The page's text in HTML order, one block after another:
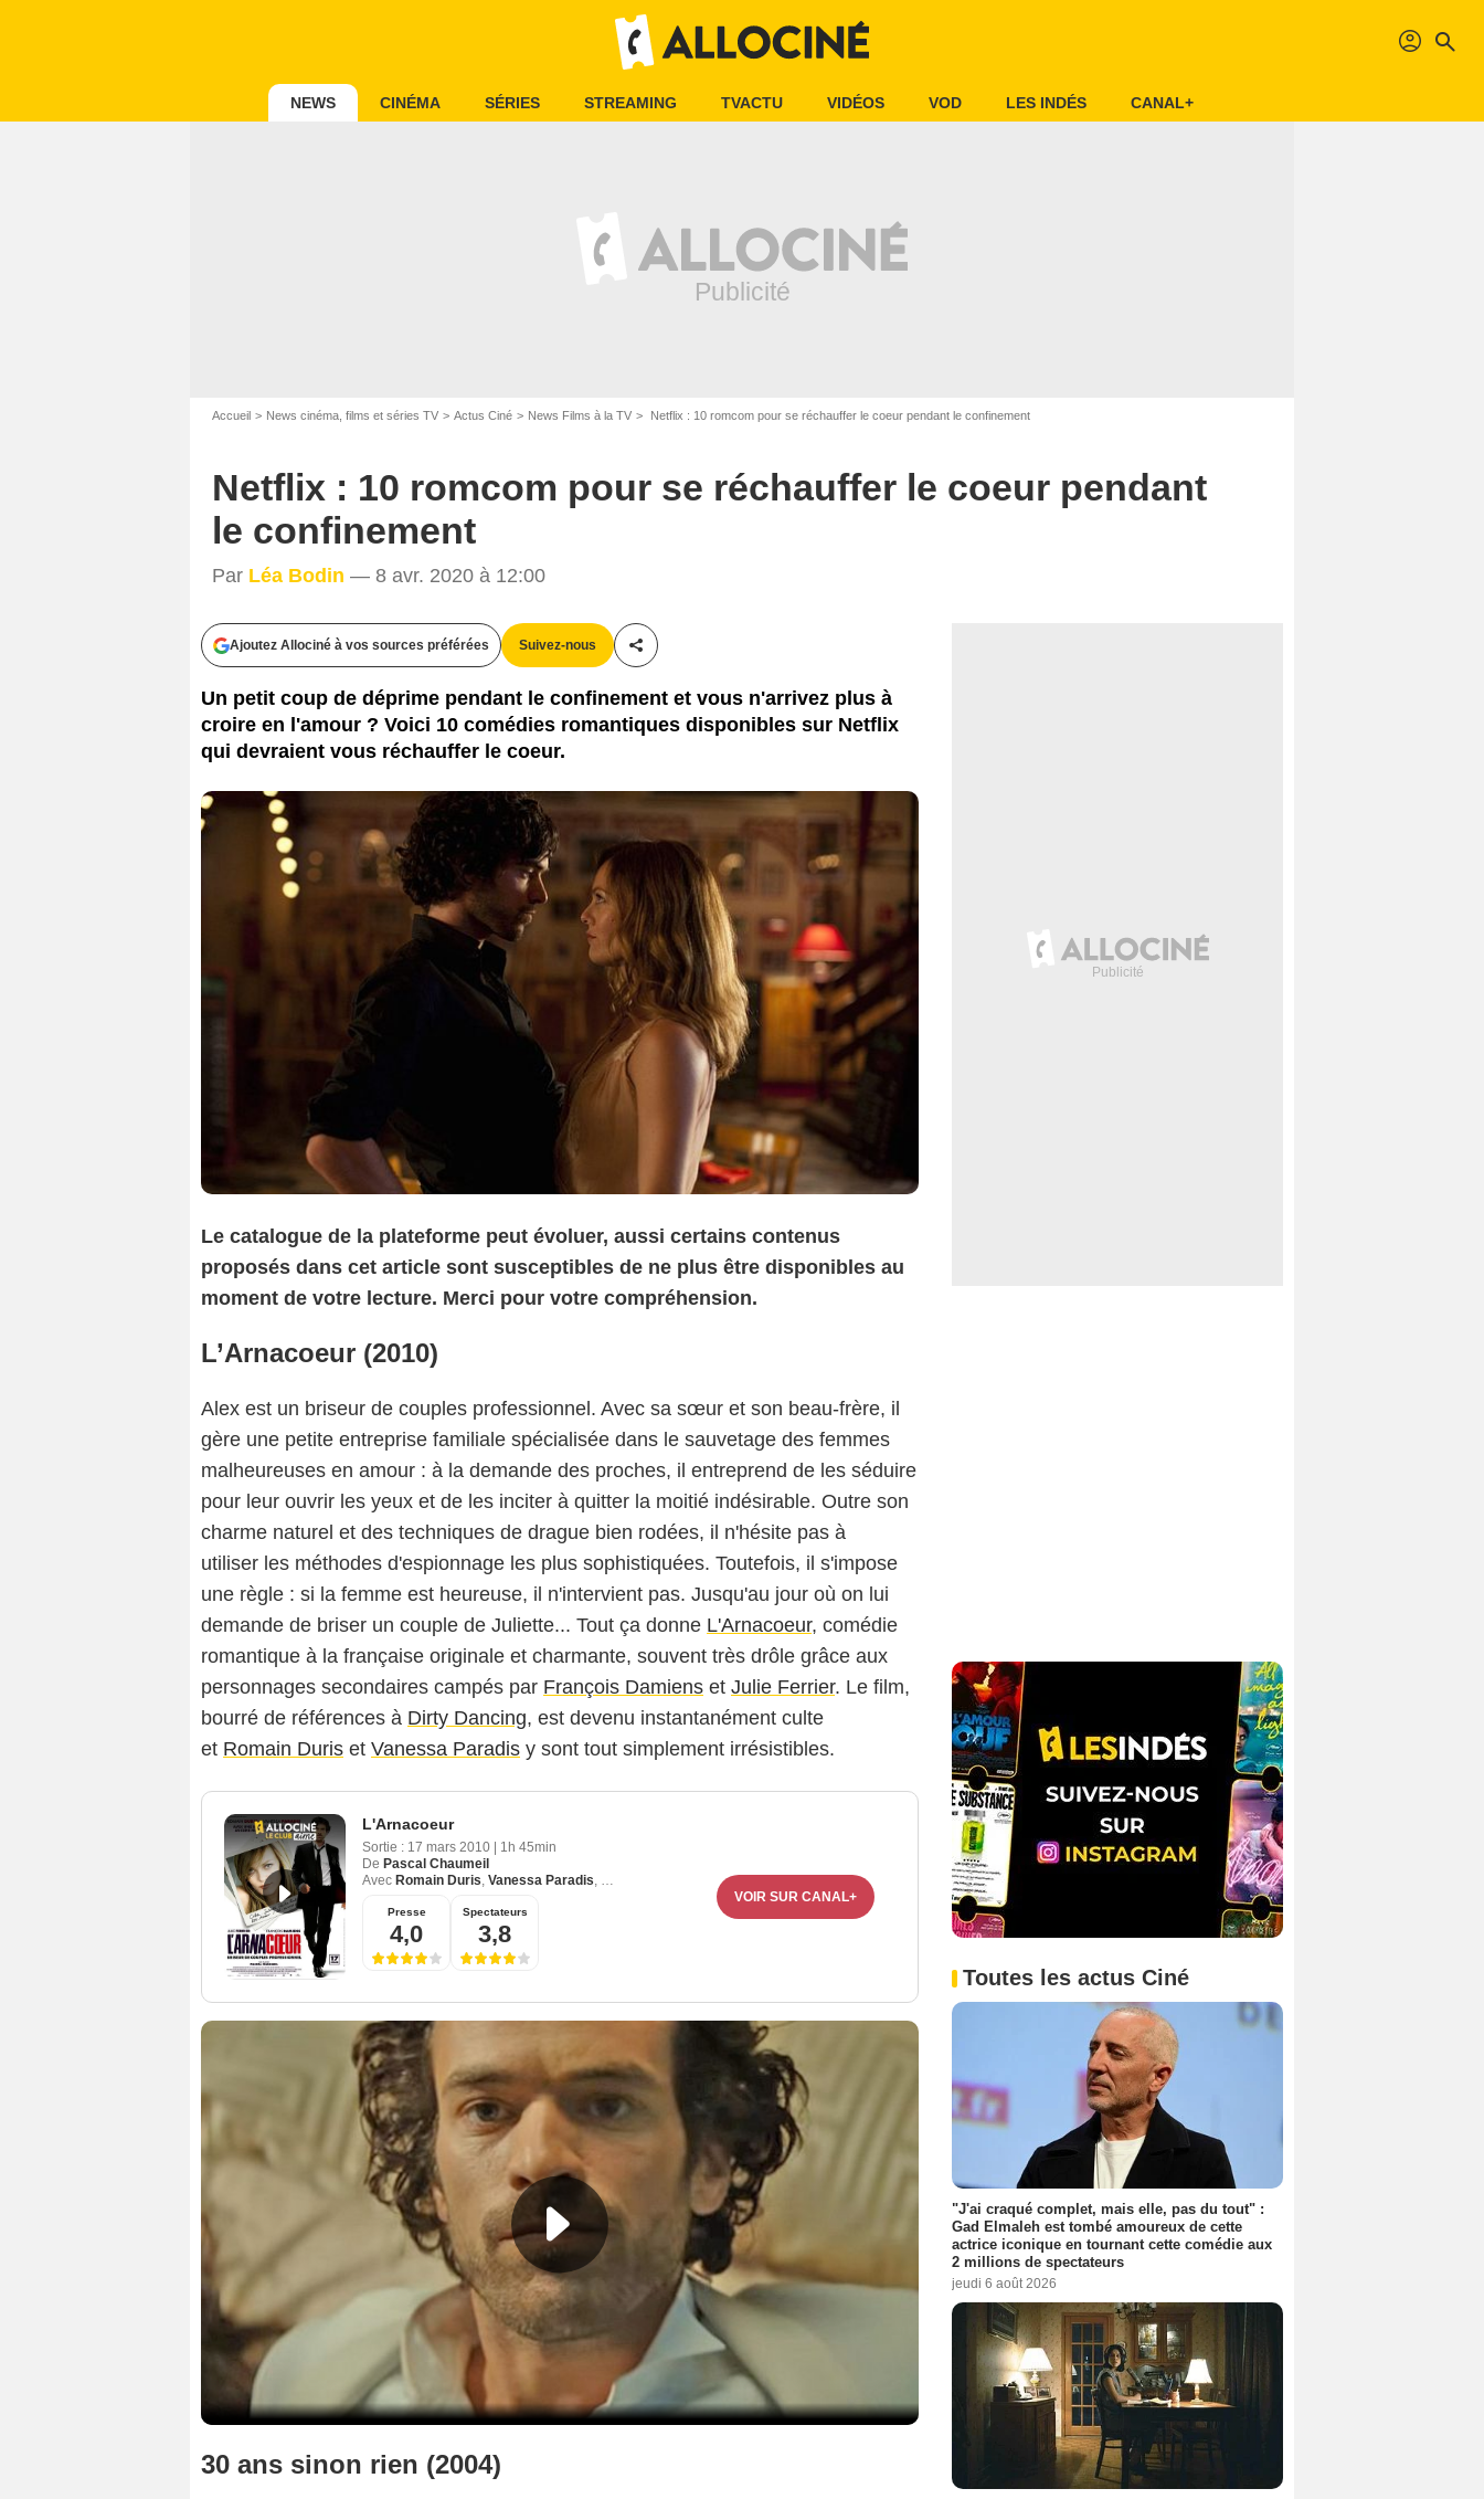
profil search
NEWS CINÉMA SÉRIES STREAMING TVACTU VIDÉOS VOD LES INDÉS CANAL+
Accueil News cinéma, films et séries TV Actus Ciné News Films à la TV Netflix : 10 romcom pour se réchauffer le coeur pendant le confinement
Netflix : 10 romcom pour se réchauffer le coeur pendant
le confinement
Par Léa Bodin — 8 avr. 2020 à 12:00
Ajoutez Allociné à vos sources préférées Suivez-nous
Partager cet article
Un petit coup de déprime pendant le confinement et vous n'arrivez plus à
croire en l'amour ? Voici 10 comédies romantiques disponibles sur Netflix
qui devraient vous réchauffer le coeur.
Le catalogue de la plateforme peut évoluer, aussi certains contenus
proposés dans cet article sont susceptibles de ne plus être disponibles au
moment de votre lecture. Merci pour votre compréhension.
L’Arnacoeur (2010)
Alex est un briseur de couples professionnel. Avec sa sœur et son beau-frère, il
gère une petite entreprise familiale spécialisée dans le sauvetage des femmes
malheureuses en amour : à la demande des proches, il entreprend de les séduire
pour leur ouvrir les yeux et de les inciter à quitter la moitié indésirable. Outre son
charme naturel et des techniques de drague bien rodées, il n'hésite pas à
utiliser les méthodes d'espionnage les plus sophistiquées. Toutefois, il s'impose
une règle : si la femme est heureuse, il n'intervient pas. Jusqu'au jour où on lui
demande de briser un couple de Juliette... Tout ça donne L'Arnacoeur, comédie
romantique à la française originale et charmante, souvent très drôle grâce aux
personnages secondaires campés par François Damiens et Julie Ferrier. Le film,
bourré de références à Dirty Dancing, est devenu instantanément culte
et Romain Duris et Vanessa Paradis y sont tout simplement irrésistibles.
L'Arnacoeur
Sortie : 17 mars 2010
1h 45min
De Pascal Chaumeil
Avec Romain Duris, Vanessa Paradis, Julie Ferrier
Presse
4,0
Spectateurs
3,8
VOIR SUR CANAL+
30 ans sinon rien (2004)
Toutes les actus Ciné
"J'ai craqué complet, mais elle, pas du tout" :
Gad Elmaleh est tombé amoureux de cette
actrice iconique en tournant cette comédie aux
2 millions de spectateurs
jeudi 6 août 2026